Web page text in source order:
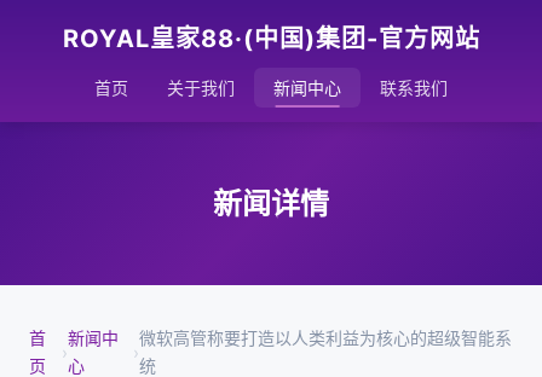
ROYAL皇家88·(中国)集团-官方网站
首页 关于我们 新闻中心 联系我们
新闻详情
首
页
›
新闻中
心
›
微软高管称要打造以人类利益为核心的超级智能系
统